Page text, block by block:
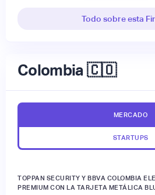
Todo sobre esta
Colombia 🇨🇴
MERCADO
STARTUPS
TOPPAN SECURITY Y BBVA COLOMBIA
PREMIUM CON LA TARJETA METÁLICA